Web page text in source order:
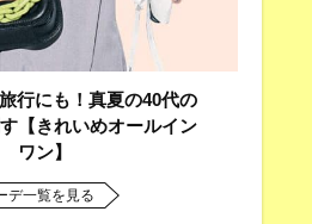
行にも！真夏の40代の
【きれいめオールイン
ワン】
デ一覧を見る